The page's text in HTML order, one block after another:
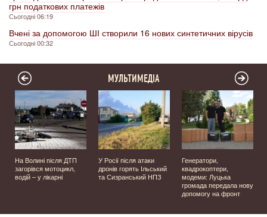
грн податкових платежів
Сьогодні 06:19
Вчені за допомогою ШІ створили 16 нових синтетичних вірусів
Сьогодні 00:32
МУЛЬТИМЕДІА
На Волині після ДТП
загорівся мотоцикл,
водій – у лікарні
У Росії після атаки
дронів горять Ільський
та Сизранський НПЗ
Генератори,
квадрокоптери,
модеми: Луцька
громада передала нову
допомогу на фронт